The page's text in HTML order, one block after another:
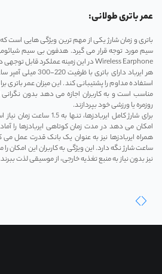
عمر باتری طولانی:
باتری و زمان شارژ یکی از مهم‌ ترین ویژگی‌ هایی
Wireless Earphone در این زمینه عملکرد قابل توجهی دارد.
استفاده مداوم را پشتیبانی کند. این میزان عمر
مناسب است و به کاربران اجازه می ‌دهد بدون
روزمره یا ورزشی خود بپردازند.
برای شارژ کامل ایربادزها،
امکان می‌ دهد در مدت زمان کوتاهی ایربادزها را
ساعت شارژ نگه دارد. این ویژگی به کاربران این
نیز بدون نیاز به منبع تغذیه خارجی، از موسیقی لذت ببرند.